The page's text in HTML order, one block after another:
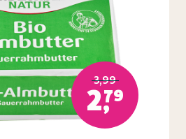
3,99
2,79